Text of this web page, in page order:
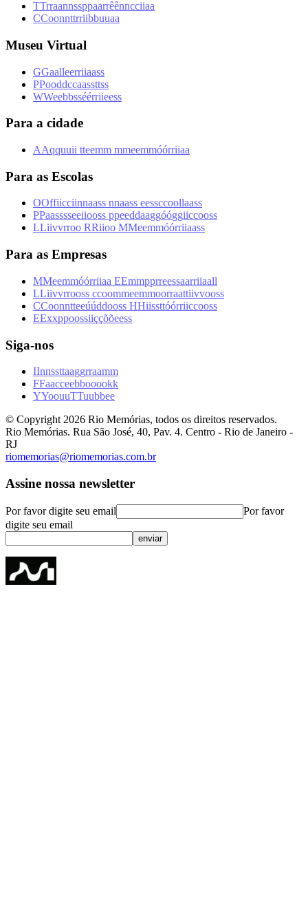
TTrraannssppaarrêênncciiaa
CCoonnttrriibbuuaa
Museu Virtual
GGaalleerriiaass
PPooddccaassttss
WWeebbsséérriieess
Para a cidade
AAqquuii tteemm mmeemmóórriiaa
Para as Escolas
OOffiicciinnaass nnaass eessccoollaass
PPaasssseeiiooss ppeeddaaggóóggiiccooss
LLiivvrroo RRiioo MMeemmóórriiaass
Para as Empresas
MMeemmóórriiaa EEmmpprreessaarriiaall
LLiivvrrooss ccoommeemmoorraattiivvooss
CCoonntteeúúddooss HHiissttóórriiccooss
EExxppoossiiççõõeess
Siga-nos
IInnssttaaggrraamm
FFaacceebbooookk
YYoouuTTuubbee
© Copyright 2026 Rio Memórias, todos os direitos reservados.
Rio Memórias. Rua São José, 40, Pav. 4. Centro - Rio de Janeiro -
RJ
riomemorias@riomemorias.com.br
Assine nossa newsletter
Por favor digite seu email
Por favor
digite seu email
enviar